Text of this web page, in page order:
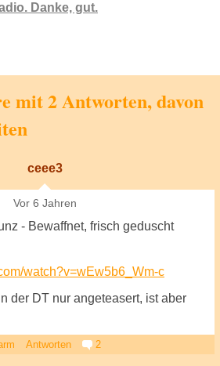
Danke, gut.
mit 2 Antworten, davon
ceee3
Vor 6 Jahren
- Bewaffnet, frisch geduscht
watch?v=wEw5b6_Wm-c
der DT nur angeteasert, ist aber
Antworten 2